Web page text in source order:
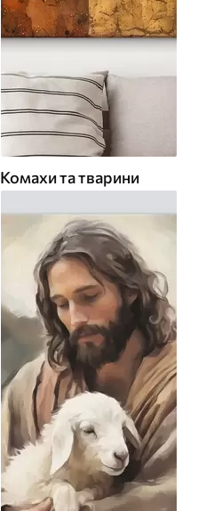
Комахи та тварини